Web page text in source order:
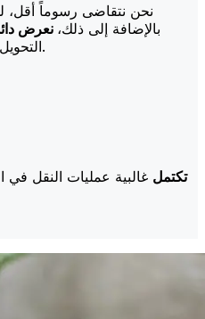
نحن نتقاضى رسوماً أقل،
بالإضافة إلى ذلك، نعرض
التحويل، حتى تعرف بالضبط ما ستدفعه.
تكتمل غالبية عمليات النقل